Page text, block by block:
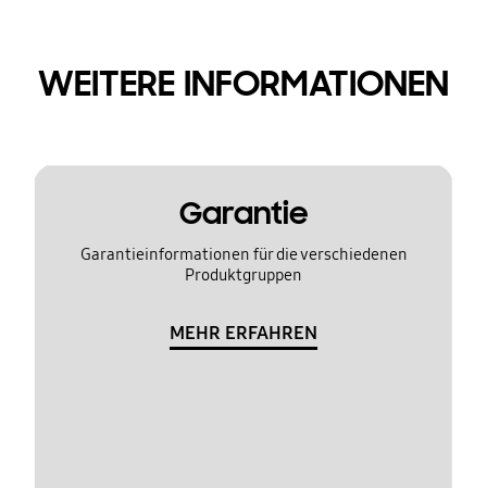
WEITERE INFORMATIONEN
Garantie
Garantieinformationen für die verschiedenen
Produktgruppen
MEHR ERFAHREN